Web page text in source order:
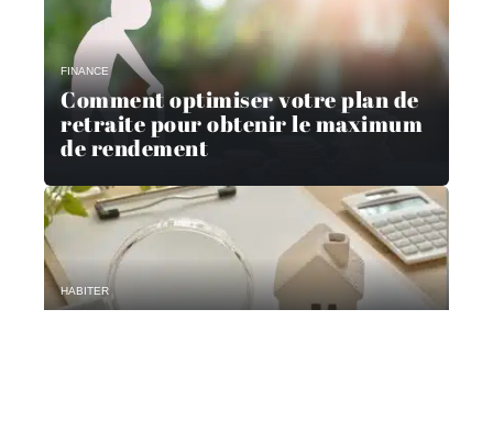
FINANCE
Comment optimiser votre plan de
retraite pour obtenir le maximum
de rendement
HABITER
Les principales erreurs à éviter